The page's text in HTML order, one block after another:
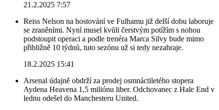
21.2.2025 7:57
Reiss Nelson na hostování ve Fulhamu již delší dobu laboruje
se zraněními. Nyní musel kvůli čerstvým potížím s nohou
podstoupit operaci a podle trenéra Marca Silvy bude mimo
přibližně 10 týdnů, tuto sezónu už si tedy nezahraje.
18.2.2025 15:41
Arsenal údajně obdrží za prodej osmnáctiletého stopera
Aydena Heavena 1,5 miliónu liber. Odchovanec z Hale End v
lednu odešel do Manchesteru United.